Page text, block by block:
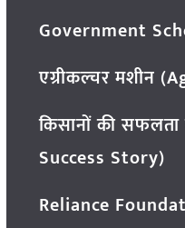
Government
एग्रीकल्चर मशीन
किसानों की
Success Story)
Reliance